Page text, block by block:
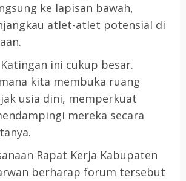
ke lapisan bawah,
atlet-atlet potensial di
ini cukup besar.
kita membuka ruang
usia dini, memperkuat
mereka secara
Rapat Kerja Kabupaten
berharap forum tersebut